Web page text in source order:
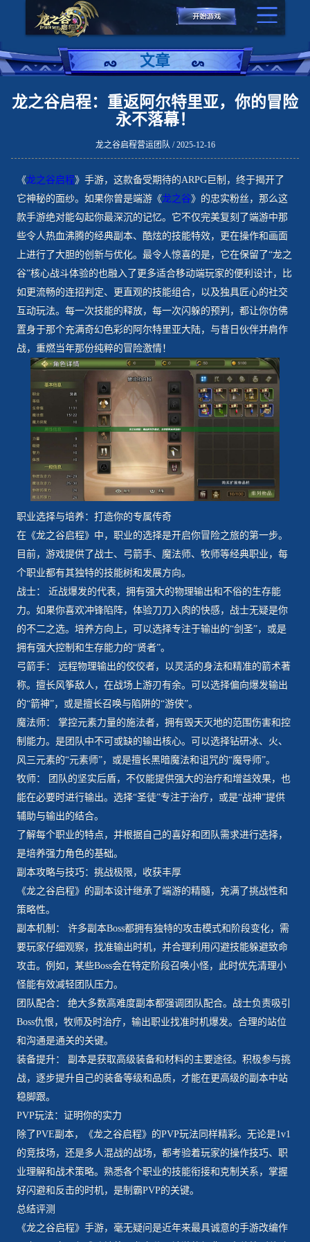
文章
龙之谷启程：重返阿尔特里亚，你的冒险
永不落幕！
龙之谷启程营运团队 / 2025-12-16
《龙之谷启程》手游，这款备受期待的ARPG巨制，终于揭开了
它神秘的面纱。如果你曾是端游《龙之谷》的忠实粉丝，那么这
款手游绝对能勾起你最深沉的记忆。它不仅完美复刻了端游中那
些令人热血沸腾的经典副本、酷炫的技能特效，更在操作和画面
上进行了大胆的创新与优化。最令人惊喜的是，它在保留了“龙之
谷”核心战斗体验的也融入了更多适合移动端玩家的便利设计，比
如更流畅的连招判定、更直观的技能组合，以及独具匠心的社交
互动玩法。每一次技能的释放，每一次闪躲的预判，都让你仿佛
置身于那个充满奇幻色彩的阿尔特里亚大陆，与昔日伙伴并肩作
战，重燃当年那份纯粹的冒险激情！
职业选择与培养：打造你的专属传奇
在《龙之谷启程》中，职业的选择是开启你冒险之旅的第一步。
目前，游戏提供了战士、弓箭手、魔法师、牧师等经典职业，每
个职业都有其独特的技能树和发展方向。
战士： 近战爆发的代表，拥有强大的物理输出和不俗的生存能
力。如果你喜欢冲锋陷阵，体验刀刀入肉的快感，战士无疑是你
的不二之选。培养方向上，可以选择专注于输出的“剑圣”，或是
拥有强大控制和生存能力的“贤者”。
弓箭手： 远程物理输出的佼佼者，以灵活的身法和精准的箭术著
称。擅长风筝敌人，在战场上游刃有余。可以选择偏向爆发输出
的“箭神”，或是擅长召唤与陷阱的“游侠”。
魔法师： 掌控元素力量的施法者，拥有毁天灭地的范围伤害和控
制能力。是团队中不可或缺的输出核心。可以选择钻研冰、火、
风三元素的“元素师”，或是擅长黑暗魔法和诅咒的“魔导师”。
牧师： 团队的坚实后盾，不仅能提供强大的治疗和增益效果，也
能在必要时进行输出。选择“圣徒”专注于治疗，或是“战神”提供
辅助与输出的结合。
了解每个职业的特点，并根据自己的喜好和团队需求进行选择，
是培养强力角色的基础。
副本攻略与技巧：挑战极限，收获丰厚
《龙之谷启程》的副本设计继承了端游的精髓，充满了挑战性和
策略性。
副本机制： 许多副本Boss都拥有独特的攻击模式和阶段变化，需
要玩家仔细观察，找准输出时机，并合理利用闪避技能躲避致命
攻击。例如，某些Boss会在特定阶段召唤小怪，此时优先清理小
怪能有效减轻团队压力。
团队配合： 绝大多数高难度副本都强调团队配合。战士负责吸引
Boss仇恨，牧师及时治疗，输出职业找准时机爆发。合理的站位
和沟通是通关的关键。
装备提升： 副本是获取高级装备和材料的主要途径。积极参与挑
战，逐步提升自己的装备等级和品质，才能在更高级的副本中站
稳脚跟。
PVP玩法：证明你的实力
除了PVE副本，《龙之谷启程》的PVP玩法同样精彩。无论是1v1
的竞技场，还是多人混战的战场，都考验着玩家的操作技巧、职
业理解和战术策略。熟悉各个职业的技能衔接和克制关系，掌握
好闪避和反击的时机，是制霸PVP的关键。
总结评测
《龙之谷启程》手游，毫无疑问是近年来最具诚意的手游改编作